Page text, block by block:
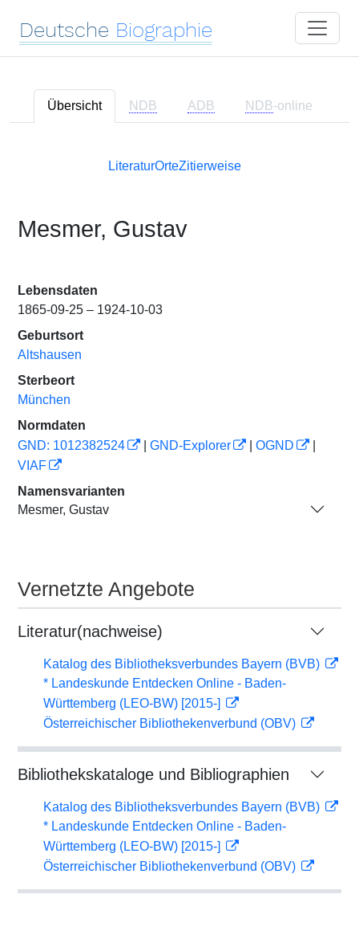
Deutsche Biographie
Übersicht NDB ADB NDB-online
LiteraturOrteZitierweise
Mesmer, Gustav
Lebensdaten
1865-09-25 – 1924-10-03
Geburtsort
Altshausen
Sterbeort
München
Normdaten
GND: 1012382524
GND-Explorer OGND
VIAF
Namensvarianten
Mesmer, Gustav
Vernetzte Angebote
Literatur(nachweise)
Katalog des Bibliotheksverbundes Bayern (BVB)
* Landeskunde Entdecken Online - Baden-
Württemberg (LEO-BW) [2015-]
Österreichischer Bibliothekenverbund (OBV)
Bibliothekskataloge und Bibliographien
Katalog des Bibliotheksverbundes Bayern (BVB)
* Landeskunde Entdecken Online - Baden-
Württemberg (LEO-BW) [2015-]
Österreichischer Bibliothekenverbund (OBV)